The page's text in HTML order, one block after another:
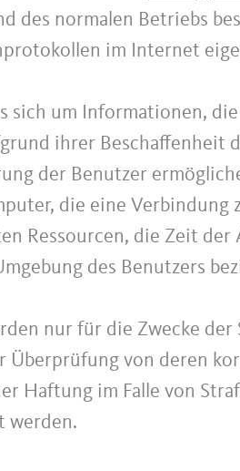
des normalen Betriebs
im Internet
sich um Informationen,
ihrer Beschaffenheit
der Benutzer
die eine
Ressourcen, die Zeit
des Benutzers
nur für die Zwecke
Überprüfung von deren
Haftung im Falle von
werden.